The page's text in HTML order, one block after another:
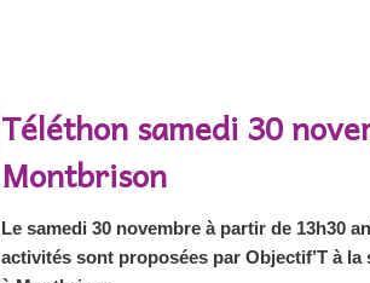
Téléthon samedi 30
Montbrison
Le samedi 30 novembre à partir de 13h30
activités sont proposées par Objectif’T à la